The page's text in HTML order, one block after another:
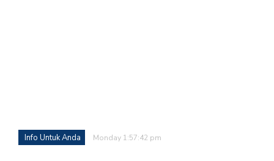
Info Untuk Anda Monday 1:57:42 pm